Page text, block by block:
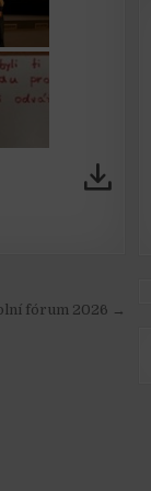
fórum 2026 →